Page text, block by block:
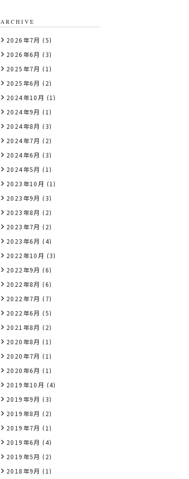
ARCHIVE
2026年7月 (5)
2026年6月 (3)
2025年7月 (1)
2025年6月 (2)
2024年10月 (1)
2024年9月 (1)
2024年8月 (3)
2024年7月 (2)
2024年6月 (3)
2024年5月 (1)
2023年10月 (1)
2023年9月 (3)
2023年8月 (2)
2023年7月 (2)
2023年6月 (4)
2022年10月 (3)
2022年9月 (6)
2022年8月 (6)
2022年7月 (7)
2022年6月 (5)
2021年8月 (2)
2020年8月 (1)
2020年7月 (1)
2020年6月 (1)
2019年10月 (4)
2019年9月 (3)
2019年8月 (2)
2019年7月 (1)
2019年6月 (4)
2019年5月 (2)
2018年9月 (1)